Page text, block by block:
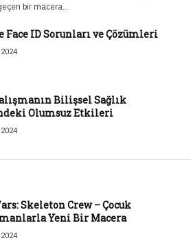
bir macera...
Face ID Sorunları ve Çözümleri
Bilişsel Sağlık
Olumsuz Etkileri
Skeleton Crew – Çocuk
Yeni Bir Macera